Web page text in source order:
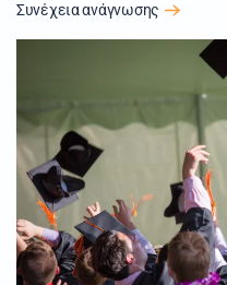
Συνέχεια ανάγνωσης